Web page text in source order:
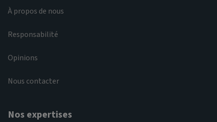
À propos de nous
Responsabilité
Opinions
Nous contacter
Nos expertises